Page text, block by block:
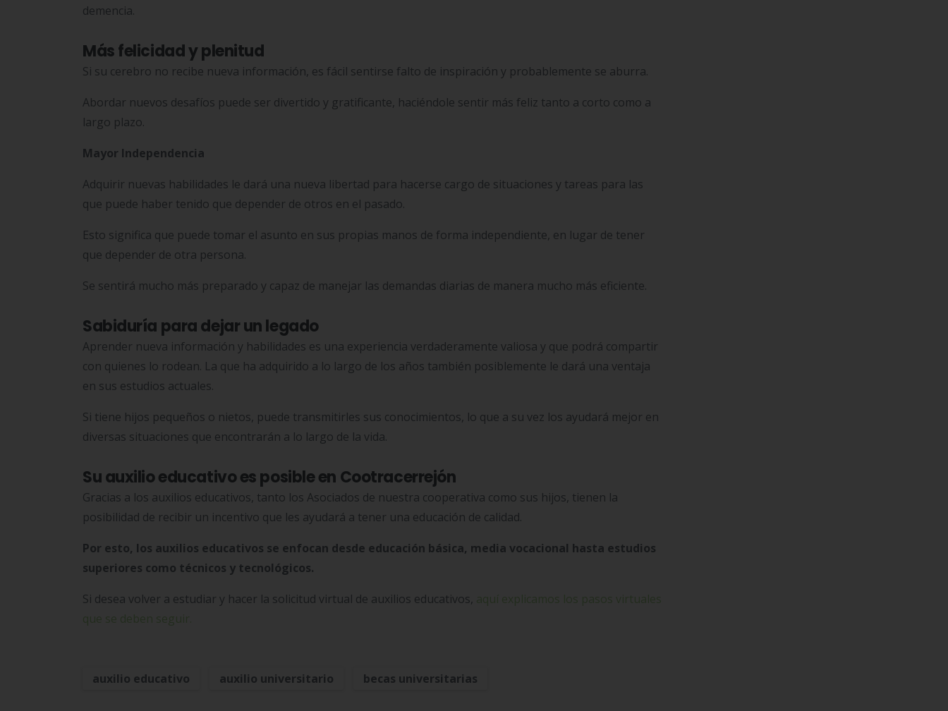
demencia.
Más felicidad y plenitud
Si su cerebro no recibe nueva información, es fácil sentirse falto de inspiración y probablemente se aburra.
Abordar nuevos desafíos puede ser divertido y gratificante, haciéndole sentir más feliz tanto a corto como a
largo plazo.
Mayor Independencia
Adquirir nuevas habilidades le dará una nueva libertad para hacerse cargo de situaciones y tareas para las
que puede haber tenido que depender de otros en el pasado.
Esto significa que puede tomar el asunto en sus propias manos de forma independiente, en lugar de tener
que depender de otra persona.
Se sentirá mucho más preparado y capaz de manejar las demandas diarias de manera mucho más eficiente.
Sabiduría para dejar un legado
Aprender nueva información y habilidades es una experiencia verdaderamente valiosa y que podrá compartir
con quienes lo rodean. La que ha adquirido a lo largo de los años también posiblemente le dará una ventaja
en sus estudios actuales.
Si tiene hijos pequeños o nietos, puede transmitirles sus conocimientos, lo que a su vez los ayudará mejor en
diversas situaciones que encontrarán a lo largo de la vida.
Su auxilio educativo es posible en Cootracerrejón
Gracias a los auxilios educativos, tanto los Asociados de nuestra cooperativa como sus hijos, tienen la
posibilidad de recibir un incentivo que les ayudará a tener una educación de calidad.
Por esto, los auxilios educativos se enfocan desde educación básica, media vocacional hasta estudios
superiores como técnicos y tecnológicos.
Si desea volver a estudiar y hacer la solicitud virtual de auxilios educativos,
auxilio educativo auxilio universitario becas universitarias